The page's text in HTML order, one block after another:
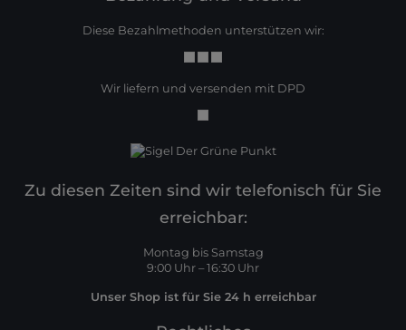
Diese Bezahlmethoden unterstützen wir:
Wir liefern und versenden mit DPD
Zu diesen Zeiten sind wir telefonisch für Sie
erreichbar:
Montag bis Samstag
9:00 Uhr – 16:30 Uhr
Unser Shop ist für Sie 24 h erreichbar